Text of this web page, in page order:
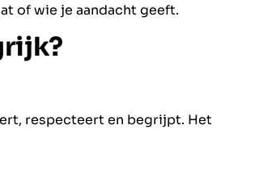
of wie je aandacht geeft.
respecteert en begrijpt. Het